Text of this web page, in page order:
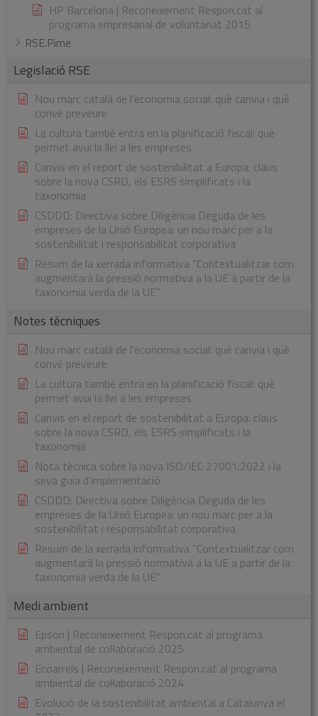
HP Barcelona | Reconeixement Respon.cat al
programa empresarial de voluntariat 2015
RSE.Pime
Legislació RSE
Nou marc català de l’economia social: què canvia i què
convé preveure
La cultura també entra en la planificació fiscal: què
permet avui la llei a les empreses
Canvis en el report de sostenibilitat a Europa: claus
sobre la nova CSRD, els ESRS simplificats i la
taxonomia
CSDDD: Directiva sobre Diligència Deguda de les
empreses de la Unió Europea: un nou marc per a la
sostenibilitat i responsabilitat corporativa
Resum de la xerrada informativa “Contextualitzar com
augmentarà la pressió normativa a la UE a partir de la
taxonomia verda de la UE”
Notes tècniques
Nou marc català de l’economia social: què canvia i què
convé preveure
La cultura també entra en la planificació fiscal: què
permet avui la llei a les empreses
Canvis en el report de sostenibilitat a Europa: claus
sobre la nova CSRD, els ESRS simplificats i la
taxonomia
Nota tècnica sobre la nova ISO/IEC 27001:2022 i la
seva guia d’implementació
CSDDD: Directiva sobre Diligència Deguda de les
empreses de la Unió Europea: un nou marc per a la
sostenibilitat i responsabilitat corporativa
Resum de la xerrada informativa “Contextualitzar com
augmentarà la pressió normativa a la UE a partir de la
taxonomia verda de la UE”
Medi ambient
Epson | Reconeixement Respon.cat al programa
ambiental de col·laboració 2025
Ecoarrels | Reconeixement Respon.cat al programa
ambiental de col·laboració 2024
Evolució de la sostenibilitat ambiental a Catalunya el